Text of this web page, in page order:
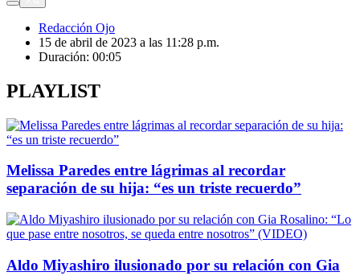
Redacción Ojo
15 de abril de 2023 a las 11:28 p.m.
Duración: 00:05
PLAYLIST
Melissa Paredes entre lágrimas al recordar
separación de su hija: “es un triste recuerdo”
Aldo Miyashiro ilusionado por su relación con Gia